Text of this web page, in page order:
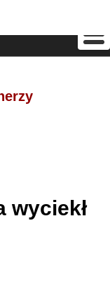
wyciekł